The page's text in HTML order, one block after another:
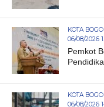
KOTA
06/08/2026
Pemkot
KOTA
06/08/2026